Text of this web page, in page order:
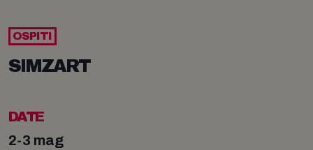
OSPITI
SIMZART
DATE
2-3 mag